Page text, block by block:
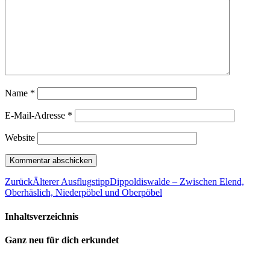
Name *
E-Mail-Adresse *
Website
ZurückÄlterer AusflugstippDippoldiswalde – Zwischen Elend,
Oberhäslich, Niederpöbel und Oberpöbel
Inhaltsverzeichnis
Ganz neu für dich erkundet